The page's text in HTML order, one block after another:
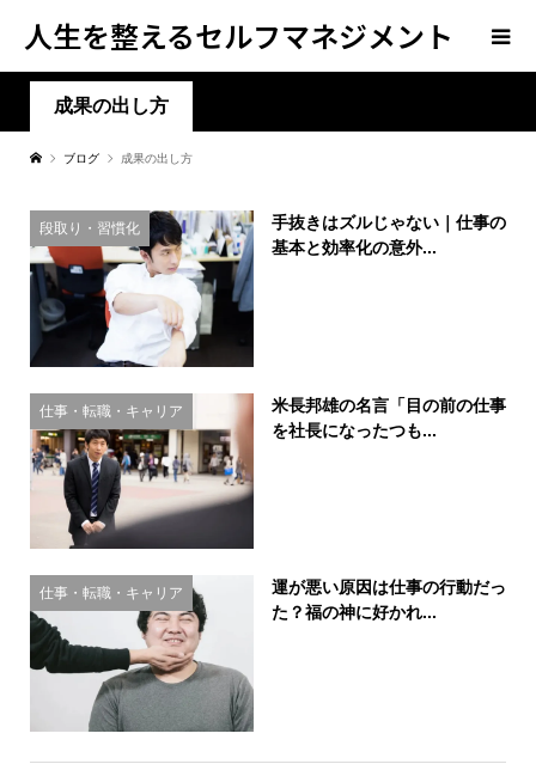
人生を整えるセルフマネジメント
成果の出し方
ブログ 成果の出し方
段取り・習慣化
手抜きはズルじゃない｜仕事の
基本と効率化の意外...
仕事・転職・キャリア
米長邦雄の名言「目の前の仕事
を社長になったつも...
仕事・転職・キャリア
運が悪い原因は仕事の行動だっ
た？福の神に好かれ...